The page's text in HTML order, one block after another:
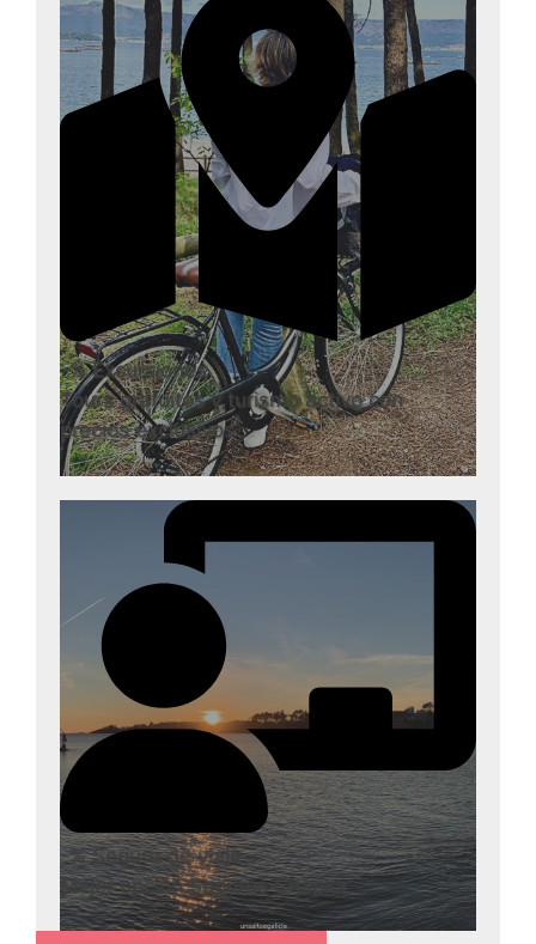
-% Excursiones
Tours gratuitos y turismo activo con
precios exclusivos
-% Seguro de viaje
Mejor opción Seguros Chapka